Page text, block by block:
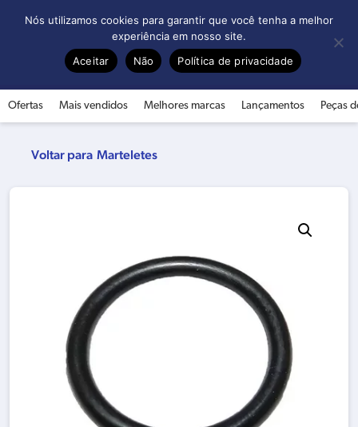
Ofertas Mais vendidos Melhores marcas Lançamentos Peças
Marteletes
Nós utilizamos cookies para garantir que você tenha a melhor
experiência em nosso site.
Aceitar
Não Política de privacidade